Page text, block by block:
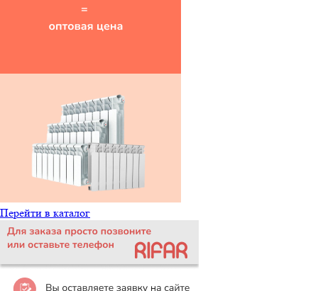
Перейти в каталог